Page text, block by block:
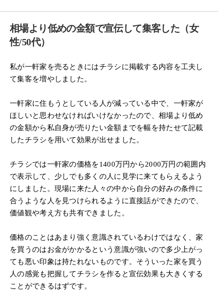
相場より低めの金額で宣伝して集客した（女
性/50代）
私が一軒家を売るときにはチラシに掲載する内容を工夫し
て集客を増やしました。
一軒家に住もうとしている人が減っている中で、一軒家が
ほしいと思わせなければいけなかったので、相場より低め
の金額から私自身が売りたい金額までを幅を持たせて記載
したチラシを用いて効果が出せました。
チラシでは一軒家の価格を1400万円から2000万円の範囲内
で表示して、少しでも多くの人に見学に来てもらえるよう
にしました。現場に来た人々の中から自分の好みの条件に
合うような人を見つけられるように直接話ができたので、
価値観や考え方も共有できました。
価格のことはあまり強く意識されているわけではなく、家
を買うのはお金がかかるという意識が強いので多少上がっ
ても悪い印象は持たれないものです。そういった家を買う
人の感覚も把握してチラシを作ると宣伝効果も大きくする
ことができるはずです。